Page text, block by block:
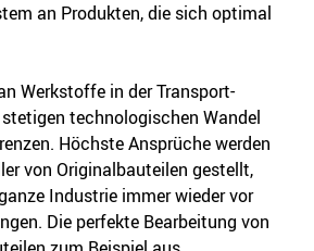
an Produkten, die sich optimal
Werkstoffe in der Transport-
technologischen Wandel
Höchste Ansprüche werden
von Originalbauteilen gestellt,
Industrie immer wieder vor
Die perfekte Bearbeitung von